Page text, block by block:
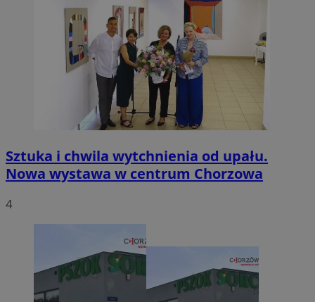
Sztuka i chwila wytchnienia od upału.
Nowa wystawa w centrum Chorzowa
4